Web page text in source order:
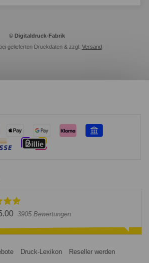
© Digitaldruck-Fabrik
gelieferten Druckdaten & zzgl. Versand
3905 Bewertungen
Druck-Lexikon
Reseller werden